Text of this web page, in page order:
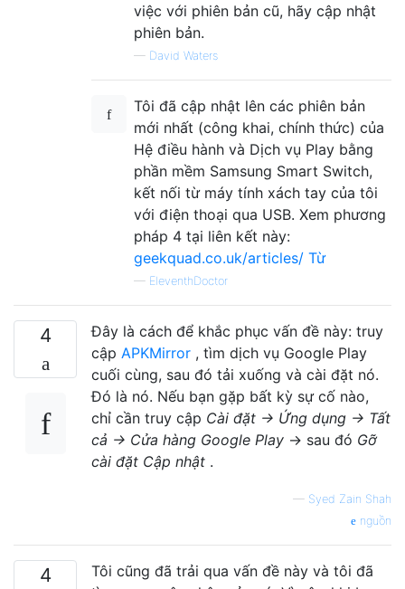
việc với phiên bản cũ, hãy cập nhật
phiên bản.
— David Waters
Tôi đã cập nhật lên các phiên bản
mới nhất (công khai, chính thức) của
Hệ điều hành và Dịch vụ Play bằng
phần mềm Samsung Smart Switch,
kết nối từ máy tính xách tay của tôi
với điện thoại qua USB. Xem phương
pháp 4 tại liên kết này:
geekquad.co.uk/articles/ Từ
— EleventhDoctor
4
Đây là cách để khắc phục vấn đề này: truy
cập APKMirror , tìm dịch vụ Google Play
cuối cùng, sau đó tải xuống và cài đặt nó.
Đó là nó. Nếu bạn gặp bất kỳ sự cố nào,
chỉ cần truy cập Cài đặt → Ứng dụng → Tất
cả → Cửa hàng Google Play → sau đó Gỡ
cài đặt Cập nhật .
— Syed Zain Shah
nguồn
4
Tôi cũng đã trải qua vấn đề này và tôi đã